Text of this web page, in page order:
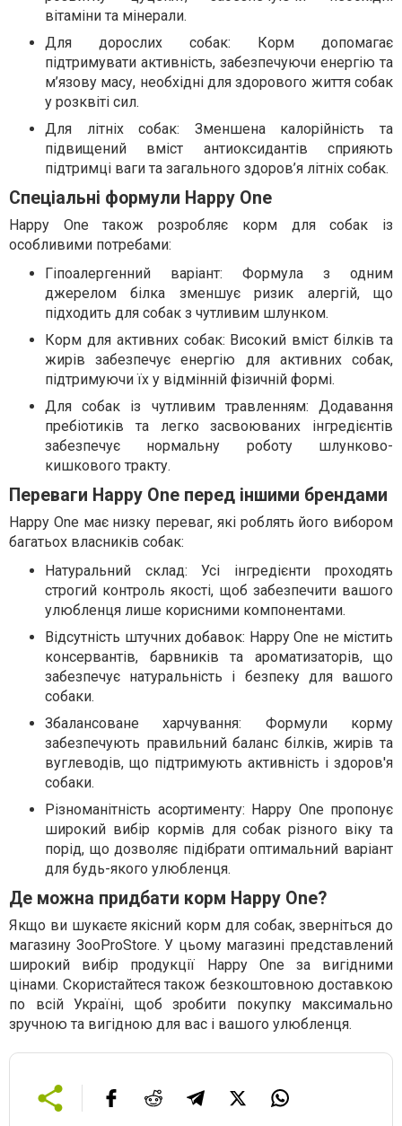
вітаміни та мінерали.
Для дорослих собак: Корм допомагає
підтримувати активність, забезпечуючи енергію та
м’язову масу, необхідні для здорового життя собак
у розквіті сил.
Для літніх собак: Зменшена калорійність та
підвищений вміст антиоксидантів сприяють
підтримці ваги та загального здоров’я літніх собак.
Спеціальні формули Happy One
Happy One також розробляє корм для собак із
особливими потребами:
Гіпоалергенний варіант: Формула з одним
джерелом білка зменшує ризик алергій, що
підходить для собак з чутливим шлунком.
Корм для активних собак: Високий вміст білків та
жирів забезпечує енергію для активних собак,
підтримуючи їх у відмінній фізичній формі.
Для собак із чутливим травленням: Додавання
пребіотиків та легко засвоюваних інгредієнтів
забезпечує нормальну роботу шлунково-
кишкового тракту.
Переваги Happy One перед іншими брендами
Happy One має низку переваг, які роблять його вибором
багатьох власників собак:
Натуральний склад: Усі інгредієнти проходять
строгий контроль якості, щоб забезпечити вашого
улюбленця лише корисними компонентами.
Відсутність штучних добавок: Happy One не містить
консервантів, барвників та ароматизаторів, що
забезпечує натуральність і безпеку для вашого
собаки.
Збалансоване харчування: Формули корму
забезпечують правильний баланс білків, жирів та
вуглеводів, що підтримують активність і здоров'я
собаки.
Різноманітність асортименту: Happy One пропонує
широкий вибір кормів для собак різного віку та
порід, що дозволяє підібрати оптимальний варіант
для будь-якого улюбленця.
Де можна придбати корм Happy One?
Якщо ви шукаєте якісний корм для собак, зверніться до
магазину ЗооProStore. У цьому магазині представлений
широкий вибір продукції Happy One за вигідними
цінами. Скористайтеся також безкоштовною доставкою
по всій Україні, щоб зробити покупку максимально
зручною та вигідною для вас і вашого улюбленця.